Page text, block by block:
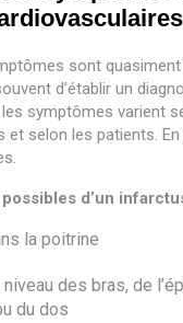
sont
d’établir un
symptômes varient
et selon les patients. En
d’un
la poitrine
niveau des bras, de
du dos